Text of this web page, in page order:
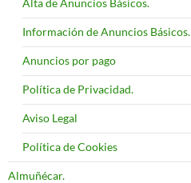
Información de Anuncios Básicos.
Anuncios por pago
Política de Privacidad.
Aviso Legal
Política de Cookies
Almuñécar.